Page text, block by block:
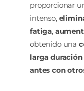
proporcionar
intenso,
fatiga,
obtenido una
larga
antes con